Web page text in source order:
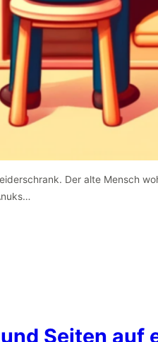
Der alte Mensch
Seiten auf